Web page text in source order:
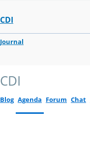
CDI
Journal
CDI
Blog Agenda Forum Chat